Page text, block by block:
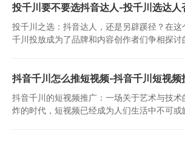
投千川要不要选抖音达人-投千川选达人
投千川之选：抖音达人，还是另辟蹊径？在这
千川投放成为了品牌和内容创作者们争相探讨
抖音千川怎么推短视频-抖音千川短视频
抖音千川的短视频推广：一场关于艺术与技
炸的时代，短视频已经成为人们生活中不可或